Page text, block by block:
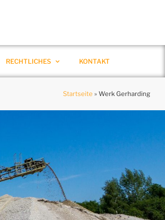
RECHTLICHES KONTAKT
Startseite » Werk Gerharding